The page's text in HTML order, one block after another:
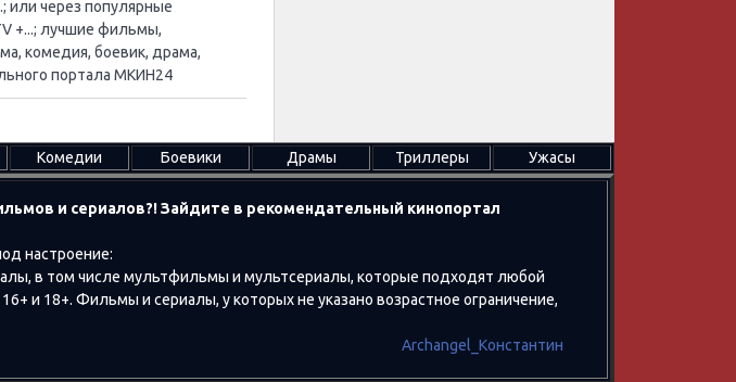
или через популярные
+...; лучшие фильмы,
комедия, боевик, драма,
портала МКИН24
Комедии Боевики Драмы Триллеры Ужасы
и сериалов?! Зайдите в рекомендательный кинопортал
настроение:
в том числе мультфильмы и мультсериалы, которые подходят любой
и 18+. Фильмы и сериалы, у которых не указано возрастное ограничение,
Archangel_Константин